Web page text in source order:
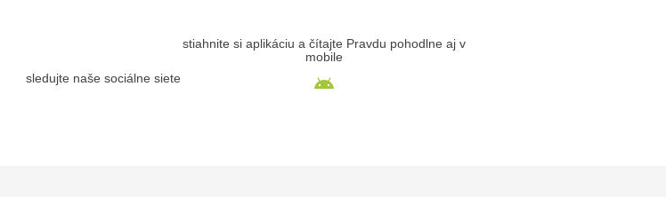
sledujte naše sociálne siete
stiahnite si aplikáciu a čítajte Pravdu pohodlne aj v
mobile